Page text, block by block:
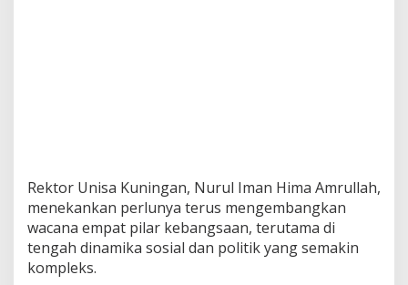
Rektor Unisa Kuningan, Nurul Iman Hima Amrullah,
menekankan perlunya terus mengembangkan
wacana empat pilar kebangsaan, terutama di
tengah dinamika sosial dan politik yang semakin
kompleks.